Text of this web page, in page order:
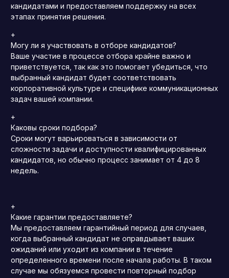
кандидатами и предоставляем поддержку на всех
этапах принятия решения.
+
Могу ли я участвовать в отборе кандидатов?
Ваше участие в процессе отбора крайне важно и
приветствуется, так как это помогает убедиться, что
выбранный кандидат будет соответствовать
корпоративной культуре и специфике коммуникационных
задач вашей компании.
+
Каковы сроки подбора?
Сроки могут варьироваться в зависимости от
сложности задачи и доступности квалифицированных
кандидатов, но обычно процесс занимает от 4 до 8
недель.
+
Какие гарантии предоставляете?
Мы предоставляем гарантийный период для случаев,
когда выбранный кандидат не оправдывает ваших
ожиданий или уходит из компании в течение
определенного времени после начала работы. В таком
случае мы обязуемся провести повторный подбор